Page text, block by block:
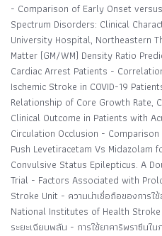
- Comparison of Early Onset
Spectrum Disorders: Clinical
University Hospital, Northeastern
Matter (GM/WM) Density Ratio
Cardiac Arrest Patients -
Ischemic Stroke in COVID-19
Relationship of Core Growth Rate,
Clinical Outcome in Patients with
Circulation Occlusion -
Push Levetiracetam Vs Midazolam
Convulsive Status Epilepticus. A
Trial - Factors Associated with
Stroke Unit - ความน่าเชื่อถือของการใ
National Institutes of Health
ระยะเฉียบพลัน - การใช้ยาคาริพราซีนใ